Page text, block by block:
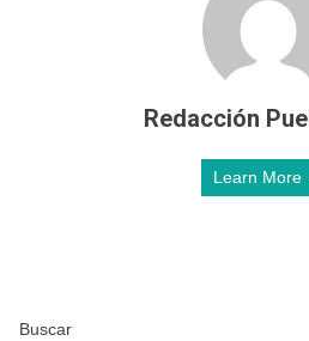
Redacción
Learn More
Buscar